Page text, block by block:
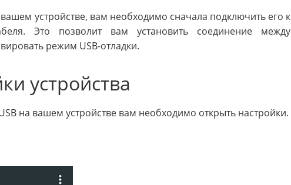
устройстве, вам необходимо сначала подключить его к
Это позволит вам установить соединение между
режим USB-отладки.
устройства
на вашем устройстве вам необходимо открыть настройки.